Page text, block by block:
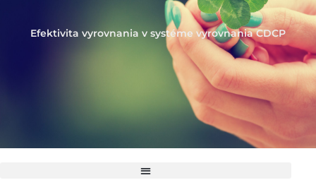
Efektivita vyrovnania v systéme vyrovnania CDCP